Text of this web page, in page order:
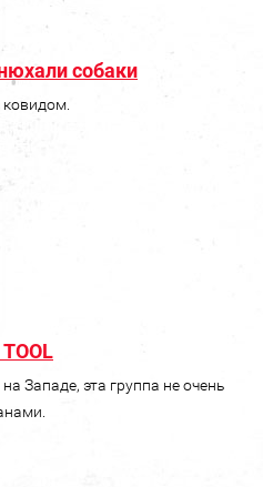
собаки
Западе, эта группа не очень